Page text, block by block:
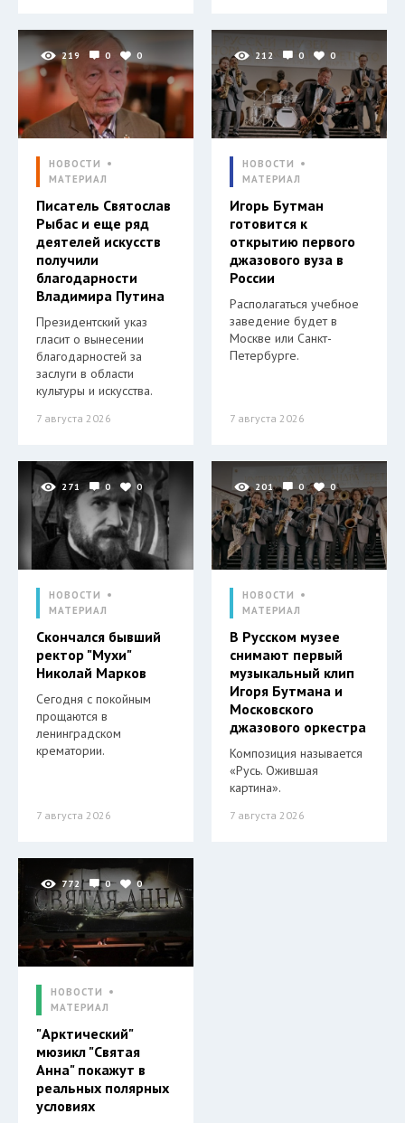
219 0 0
НОВОСТИ
МАТЕРИАЛ
Писатель Святослав
Рыбас и еще ряд
деятелей искусств
получили
благодарности
Владимира Путина
Президентский указ
гласит о вынесении
благодарностей за
заслуги в области
культуры и искусства.
7 августа 2026
212 0 0
НОВОСТИ
МАТЕРИАЛ
Игорь Бутман
готовится к
открытию первого
джазового вуза в
России
Располагаться учебное
заведение будет в
Москве или Санкт-
Петербурге.
7 августа 2026
271 0 0
НОВОСТИ
МАТЕРИАЛ
Скончался бывший
ректор "Мухи"
Николай Марков
Сегодня с покойным
прощаются в
ленинградском
крематории.
7 августа 2026
201 0 0
НОВОСТИ
МАТЕРИАЛ
В Русском музее
снимают первый
музыкальный клип
Игоря Бутмана и
Московского
джазового оркестра
Композиция называется
«Русь. Ожившая
картина».
7 августа 2026
772 0 0
НОВОСТИ
МАТЕРИАЛ
"Арктический"
мюзикл "Святая
Анна" покажут в
реальных полярных
условиях